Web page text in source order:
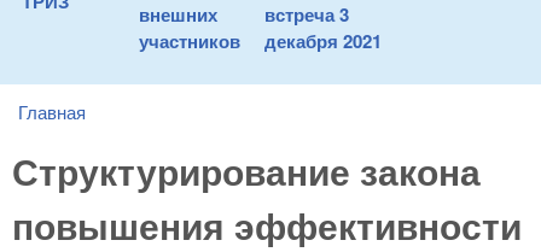
внешних
участников
встреча 3
декабря 2021
You are here
Главная
Структурирование закона
повышения эффективности